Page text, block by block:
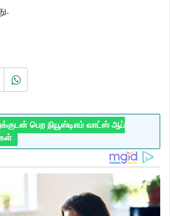
பெற நியூஸ்டிஎம் வாட்ஸ் ஆப்